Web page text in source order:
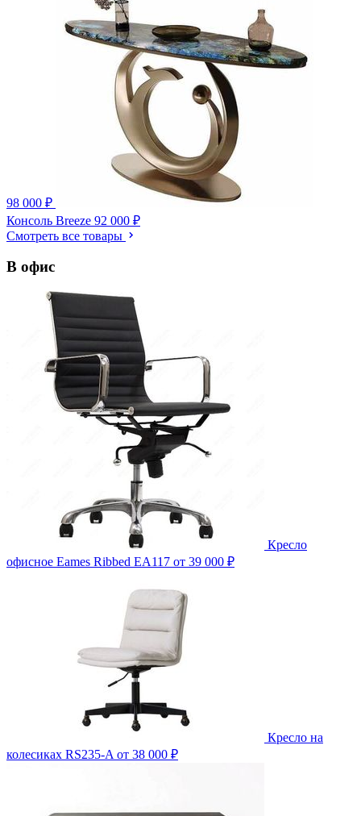
98 000 ₽
Консоль Breeze 92 000 ₽
Смотреть все товары
В офис
Кресло
офисное Eames Ribbed EA117 от 39 000 ₽
Кресло на
колесиках RS235-A от 38 000 ₽